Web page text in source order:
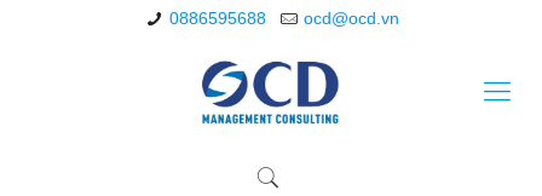
0886595688 ocd@ocd.vn